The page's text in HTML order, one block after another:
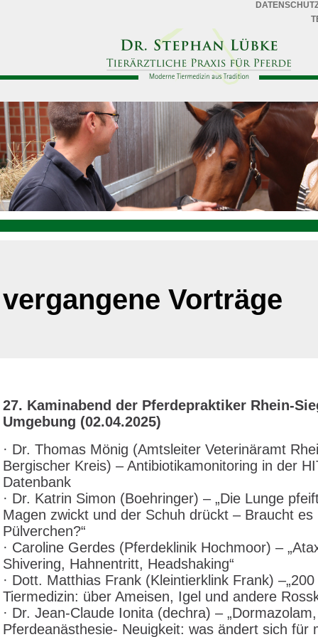
vergangene Vorträge
27. Kaminabend der Pferdepraktiker Rhein-
Umgebung (02.04.2025)
· Dr. Thomas Mönig (Amtsleiter Veterinäramt
Bergischer Kreis) – Antibiotikamonitoring in der
Datenbank
· Dr. Katrin Simon (Boehringer) – „Die Lunge
Magen zwickt und der Schuh drückt – Braucht es
Pülverchen?“
· Caroline Gerdes (Pferdeklinik Hochmoor) –
Shivering, Hahnentritt, Headshaking“
· Dott. Matthias Frank (Kleintierklink Frank)
Tiermedizin: über Ameisen, Igel und andere
· Dr. Jean-Claude Ionita (dechra) –
Pferdeanästhesie- Neuigkeit: was ändert sich für